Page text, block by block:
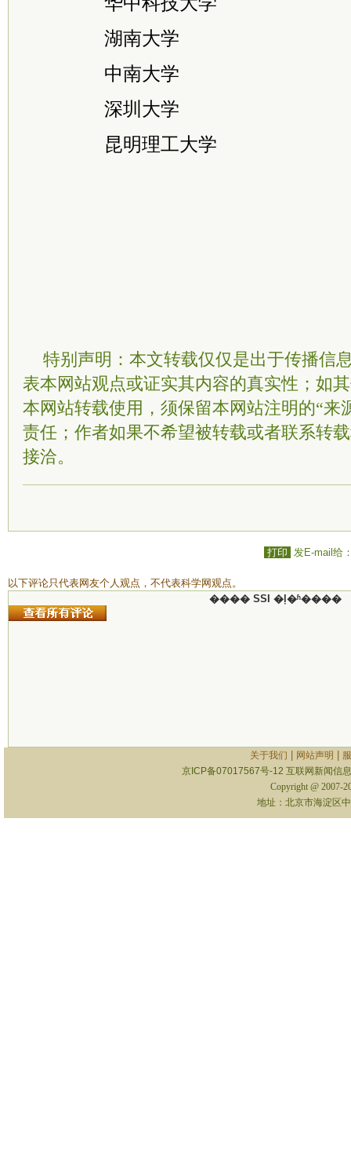
湖南大学 城市
中南大学 建筑
深圳大学 建筑
昆明理工大学 城
特别声明：本文转载仅仅是出于传播信
表本网站观点或证实其内容的真实性；如
本网站转载使用，须保留本网站注明的“来
责任；作者如果不希望被转载或者联系转
接洽。
打印 发E-mail给
以下评论只代表网友个人观点，不代表科学网观点。
���� SSI �ļ�ʱ����
关于我们 网站声明
京ICP备07017567号-12 互联网新闻信
Copyright @ 2007-
地址：北京市海淀区